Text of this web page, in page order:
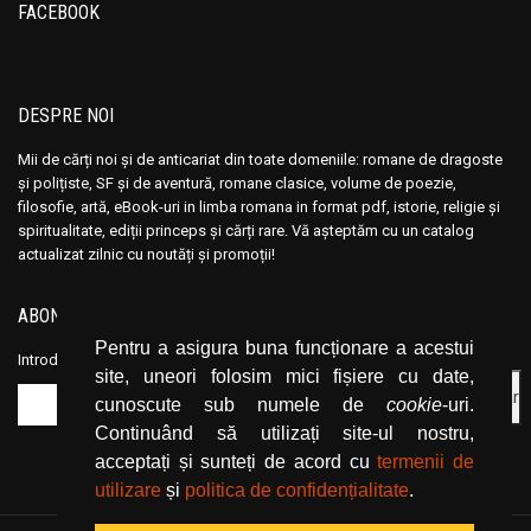
Pentru a asigura buna funcționare a acestui
site, uneori folosim mici fișiere cu date,
cunoscute sub numele de cookie-uri.
Continuând să utilizați site-ul nostru,
acceptați și sunteți de acord cutermenii de
utilizare și politica de confidențialitate.
Ana Maria Marin
Anatoli Ribakov
Anca Dan
Andocide
Andre Bejin
Andre Felibien
Andre Leroi-Gourhan
Andre Malraux
Andre Maurois
Andre Miquel
Andre Theuriet
Ana Maria Marin
Anatoli Ribakov
Anca Dan
Andocide
Andre Bejin
Andre Felibien
Andre Leroi-Gourhan
Andre Malraux
Andre Maurois
Andre Miquel
Andre Theuriet
FACEBOOK
DESPRE NOI
Mii de cărți noi și de anticariat din toate domeniile: romane de dragoste
și polițiste, SF și de aventură, romane clasice, volume de poezie,
filosofie, artă, eBook-uri in limba romana in format pdf, istorie, religie și
spiritualitate, ediții princeps și cărți rare. Vă așteptăm cu un catalog
actualizat zilnic cu noutăți și promoții!
ABONEAZĂ-TE LA NEWSLETTER
Introduceți adresa dvs. de email și dați click pe butonul de abonare.